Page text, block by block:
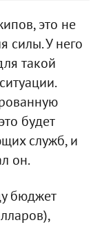
это не
силы. У него
такой
будет
служб, и
он.
бюджет